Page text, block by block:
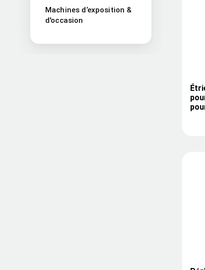
Machines d’exposition &
d'occasion